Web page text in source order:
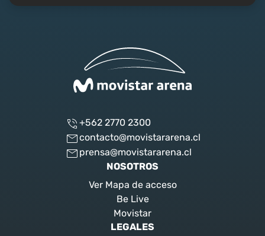
+562 2770 2300
contacto@movistararena.cl
prensa@movistararena.cl
NOSOTROS
Ver Mapa de acceso
Be Live
Movistar
LEGALES